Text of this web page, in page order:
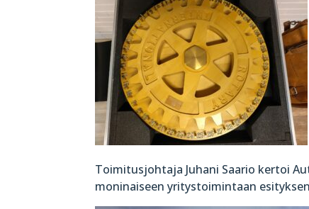
Toimitusjohtaja Juhani Saario kertoi
moninaiseen yritystoimintaan